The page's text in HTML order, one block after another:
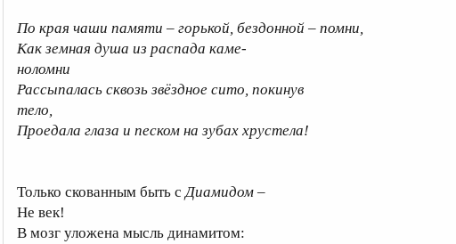
По края чаши памяти – горькой, бездонной – помни,
Как земная душа из распада каме-
ноломни
Рассыпaлась сквозь звёздное сито, покинув
тело,
Проедала глаза и песком на зубах хрустела!
Только скованным быть сДиамидом –
Не век!
В мозг уложена мысль динамитом: